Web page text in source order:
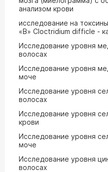
анализом крови
исследование на
«В» Cloctridium difficle -
Исследование уровня
волосах
Исследование уровня
моче
Исследование уровня
волосах
Исследование уровня
крови
Исследование уровня
моче
Исследование уровня
волосах